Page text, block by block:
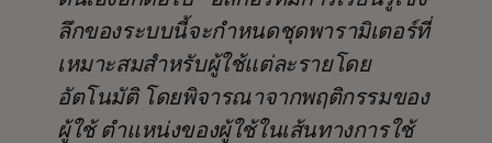
ลึกของระบบนี้จะกำหนดชุดพารามิเตอร์ที่
เหมาะสมสำหรับผู้ใช้แต่ละรายโดย
อัตโนมัติ โดยพิจารณาจากพฤติกรรมของ
ผู้ใช้ ตำแหน่งของผู้ใช้ในเส้นทางการใช้